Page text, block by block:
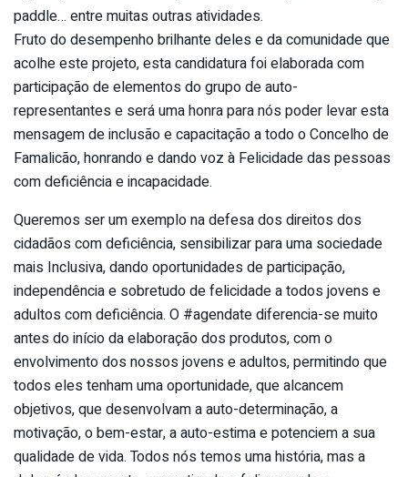
paddle… entre muitas outras atividades.
Fruto do desempenho brilhante deles e da comunidade que
acolhe este projeto, esta candidatura foi elaborada com
participação de elementos do grupo de auto-
representantes e será uma honra para nós poder levar esta
mensagem de inclusão e capacitação a todo o Concelho de
Famalicão, honrando e dando voz à Felicidade das pessoas
com deficiência e incapacidade.
Queremos ser um exemplo na defesa dos direitos dos
cidadãos com deficiência, sensibilizar para uma sociedade
mais Inclusiva, dando oportunidades de participação,
independência e sobretudo de felicidade a todos jovens e
adultos com deficiência. O #agendate diferencia-se muito
antes do início da elaboração dos produtos, com o
envolvimento dos nossos jovens e adultos, permitindo que
todos eles tenham uma oportunidade, que alcancem
objetivos, que desenvolvam a auto-determinação, a
motivação, o bem-estar, a auto-estima e potenciem a sua
qualidade de vida. Todos nós temos uma história, mas a